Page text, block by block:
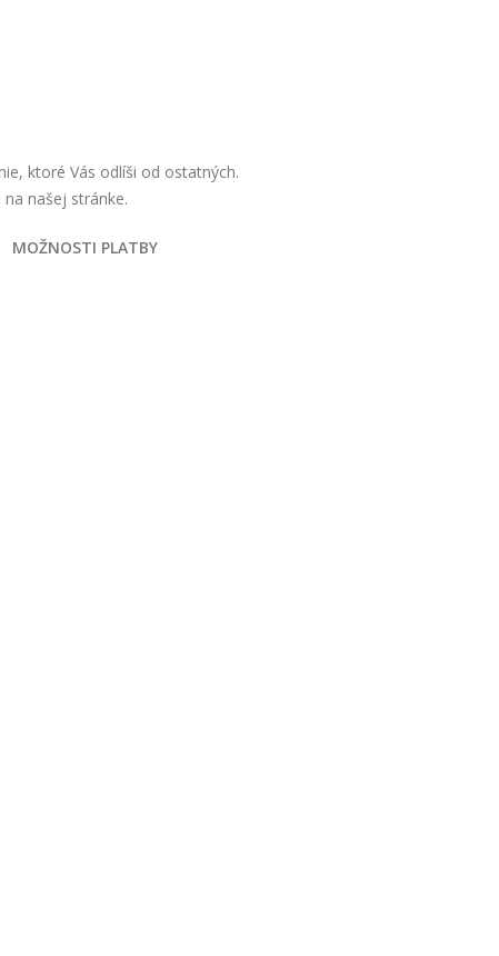
ktoré Vás odlíši od ostatných.
našej stránke.
MOŽNOSTI PLATBY